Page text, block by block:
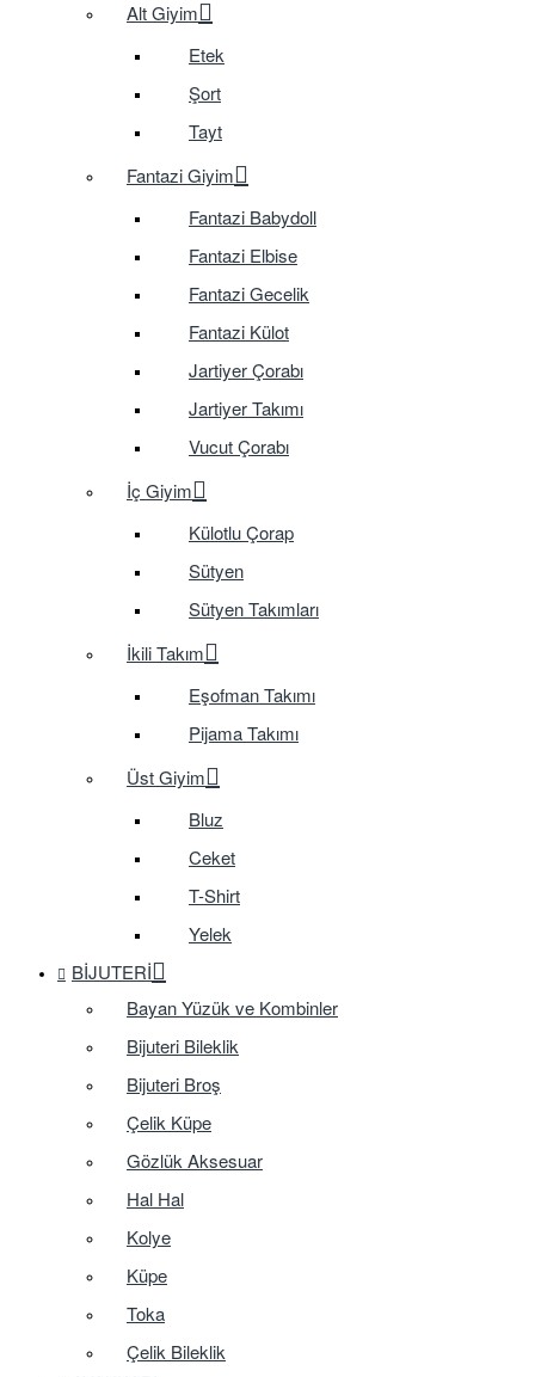
Alt Giyim
Etek
Şort
Tayt
Fantazi Giyim
Fantazi Babydoll
Fantazi Elbise
Fantazi Gecelik
Fantazi Külot
Jartiyer Çorabı
Jartiyer Takımı
Vucut Çorabı
İç Giyim
Külotlu Çorap
Sütyen
Sütyen Takımları
İkili Takım
Eşofman Takımı
Pijama Takımı
Üst Giyim
Bluz
Ceket
T-Shirt
Yelek
BIJUTERI
Bayan Yüzük ve Kombinler
Bijuteri Bileklik
Bijuteri Broş
Çelik Küpe
Gözlük Aksesuar
Hal Hal
Kolye
Küpe
Toka
Çelik Bileklik